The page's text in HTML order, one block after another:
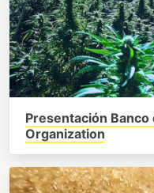
Presentación
Organization